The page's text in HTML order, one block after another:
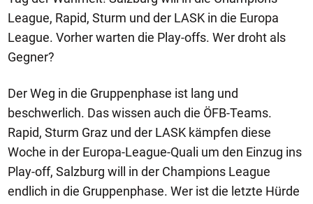
League, Rapid, Sturm und der LASK in die Europa
League. Vorher warten die Play-offs. Wer droht als
Gegner?
Der Weg in die Gruppenphase ist lang und
beschwerlich. Das wissen auch die ÖFB-Teams.
Rapid, Sturm Graz und der LASK kämpfen diese
Woche in der Europa-League-Quali um den Einzug ins
Play-off, Salzburg will in der Champions League
endlich in die Gruppenphase. Wer ist die letzte Hürde